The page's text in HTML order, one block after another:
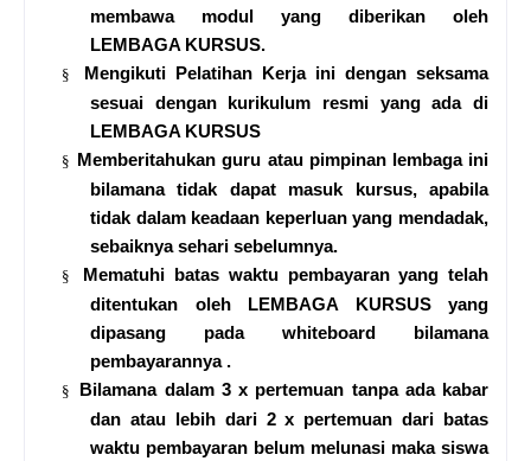
membawa modul yang diberikan oleh
LEMBAGA KURSUS.
§
Mengikuti Pelatihan Kerja ini dengan seksama
sesuai dengan kurikulum resmi yang ada di
LEMBAGA KURSUS
§ Memberitahukan guru atau pimpinan lembaga ini
bilamana tidak dapat masuk kursus, apabila
tidak dalam keadaan keperluan yang mendadak,
sebaiknya sehari sebelumnya.
§
Mematuhi batas waktu pembayaran yang telah
ditentukan oleh LEMBAGA KURSUS yang
dipasang pada whiteboard bilamana
pembayarannya .
§
Bilamana dalam 3 x pertemuan tanpa ada kabar
dan atau lebih dari 2 x pertemuan dari batas
waktu pembayaran belum melunasi maka siswa